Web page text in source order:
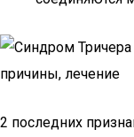
2 последних